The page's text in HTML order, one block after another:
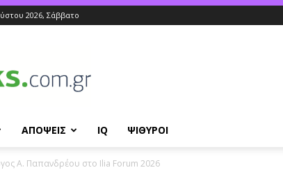
2026, Σάββατο
ΑΠΟΨΕΙΣ IQ ΨΙΘΥΡΟΙ
Α. Παπανδρέου στο Ilia Forum 2026